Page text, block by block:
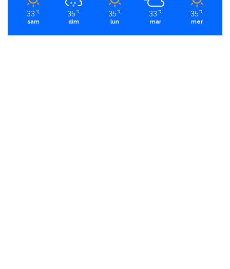
33 ℃
sam
35 ℃
dim
35 ℃
lun
33 ℃
mar
35 ℃
mer